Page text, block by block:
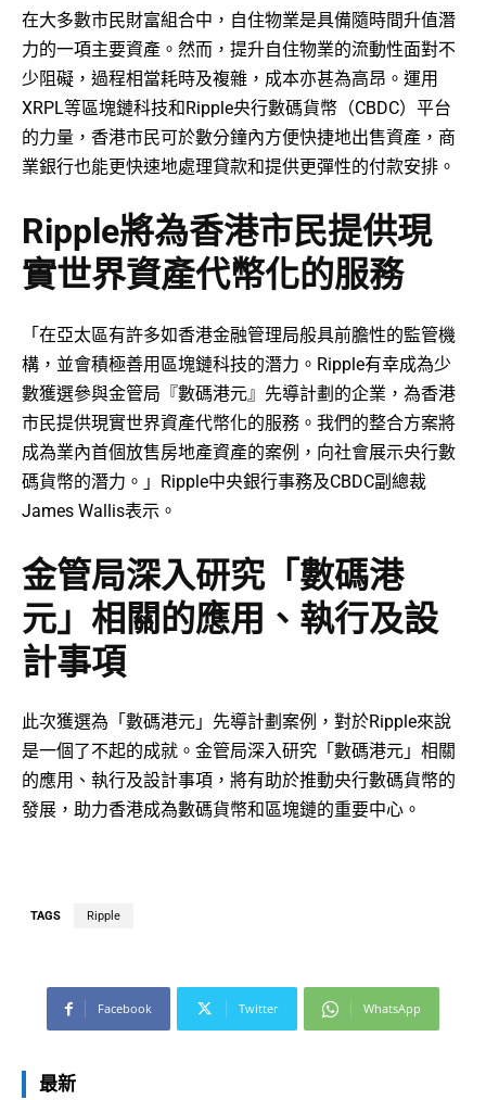
在大多數市民財富組合中，自住物業是具備隨時間升值潛
力的一項主要資產。然而，提升自住物業的流動性面對不
少阻礙，過程相當耗時及複雜，成本亦甚為高昂。運用
XRPL等區塊鏈科技和Ripple央行數碼貨幣（CBDC）平台
的力量，香港市民可於數分鐘內方便快捷地出售資產，商
業銀行也能更快速地處理貸款和提供更彈性的付款安排。
Ripple將為香港市民提供現
實世界資產代幣化的服務
「在亞太區有許多如香港金融管理局般具前膽性的監管機
構，並會積極善用區塊鏈科技的潛力。Ripple有幸成為少
數獲選參與金管局『數碼港元』先導計劃的企業，為香港
市民提供現實世界資產代幣化的服務。我們的整合方案將
成為業內首個放售房地產資產的案例，向社會展示央行數
碼貨幣的潛力。」Ripple中央銀行事務及CBDC副總裁
James Wallis表示。
金管局深入研究「數碼港
元」相關的應用、執行及設
計事項
此次獲選為「數碼港元」先導計劃案例，對於Ripple來說
是一個了不起的成就。金管局深入研究「數碼港元」相關
的應用、執行及設計事項，將有助於推動央行數碼貨幣的
發展，助力香港成為數碼貨幣和區塊鏈的重要中心。
TAGS Ripple
Facebook Twitter WhatsApp
最新